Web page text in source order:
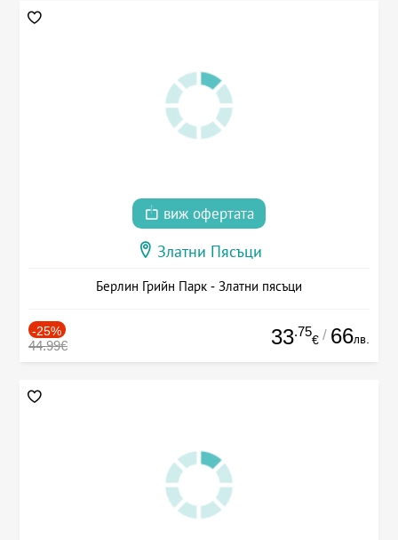
виж офертата
Златни Пясъци
Берлин Грийн Парк - Златни пясъци
-25%
44.99€ 33.75
€ / 66лв.